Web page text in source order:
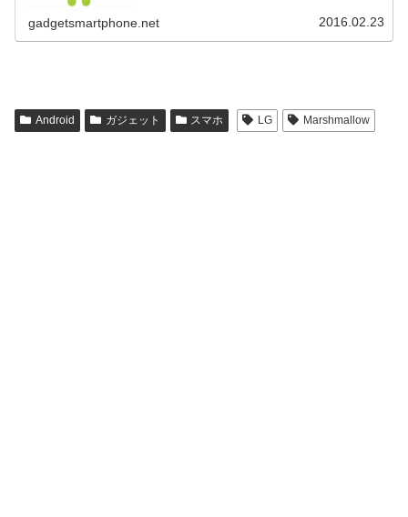
gadgetsmartphone.net 2016.02.23
Android ガジェット スマホ LG Marshmallow